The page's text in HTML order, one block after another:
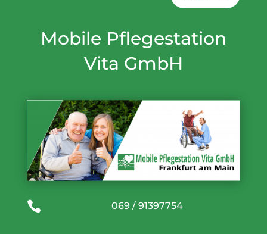
Mobile Pflegestation
Vita GmbH
 069 / 91397754